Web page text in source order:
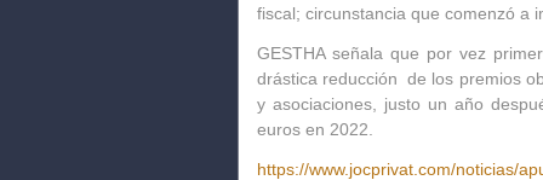
fiscal; circunstancia que comenzó a
GESTHA señala que por vez
drástica reducción de los premios
y asociaciones, justo un año
euros en 2022.
https://www.jocprivat.com/noticias/